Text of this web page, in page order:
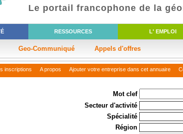
RESSOURCES L' EMPLOI
Geo-Communiqué Appels d'offres
Le portail francophone de la
inscriptions A propos Ajouter votre entreprise dans cet annuaire
Mot clef
Secteur d'activité
Spécialité
Région